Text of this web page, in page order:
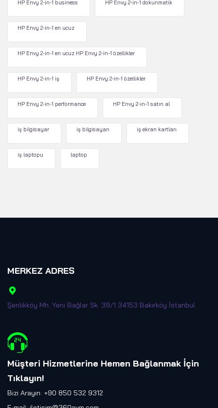
HP Envy 2-in-1 business HP Envy 2-in-1 dokunmatik
HP Envy 2-in-1 en ucuz
HP Envy 2-in-1 en ucuz HP Envy 2-in-1 özellikler
HP Envy 2-in-1 iş HP Envy 2-in-1 özellikler
HP Envy 2-in-1 performance HP Envy 2-in-1 satın al
iş bilgisayar iş bilgisayarı iş ekran kartları
iş laptopu laptop
MERKEZ ADRES
Şenlikköy Mh. Yeni Bağlar Sk. 39/1 34153 Bakırköy İstanbul
Müşteri Hizmetlerine Hemen Bağlanmak İçin
Tıklayın!
Bizi Arayın: +90 850 532 9312